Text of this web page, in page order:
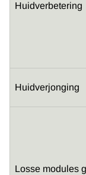
Huidverbetering
Huidverjonging
Losse modules